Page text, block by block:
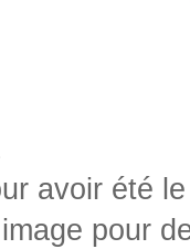
avoir été
pour